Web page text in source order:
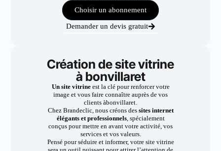
Choisir un abonnement
Demander un devis gratuit
Création de site vitrine
à bonvillaret
Un site vitrineest la clé pour renforcer votre
image et vous faire connaître auprès de vos
clients àbonvillaret.
Chez Brandeclic, nous créons dessites internet
élégants et professionnels, spécialement
conçus pour mettre en avant votre activité, vos
services et vos valeurs.
Pensé pour séduire et informer, votre site vitrine